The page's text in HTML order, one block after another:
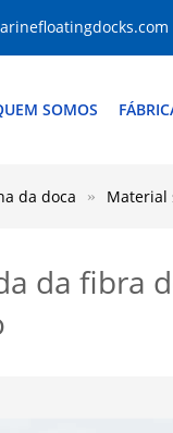
SOMOS
da doca Material
da fibra